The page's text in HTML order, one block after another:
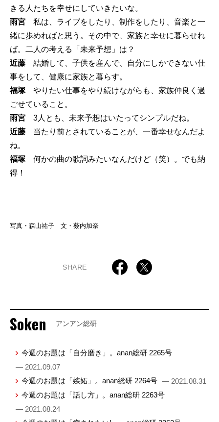
きる人たちを幸せにしていきたいな。
雨宮 私は、ライブをしたり、制作をしたり、音楽と一
緒に歩めればと思う。その中で、家族と幸せに暮らせれ
ば。二人の考える「未来予想」は？
近藤 結婚して、子供を産んで、自分にしかできない仕
事をして、健康に家族と暮らす。
福塚やりたい仕事をやり続けながらも、家族仲良く過
ごせていること。
雨宮 3人とも、未来予想はいたってシンプルだね。
近藤 当たり前とされていることが、一番幸せなんだよ
ね。
福塚何かの曲の歌詞みたいなんだけど（笑）。でも納
得！
写真・森山祐子 文・薮内加奈
SHARE
Soken アンアン総研
今週のお題は「自分磨き」。anan総研 2265号
— 2021.09.07
今週のお題は「嫉妬」。anan総研 2264号 — 2021.08.31
今週のお題は「話し方」。anan総研 2263号
— 2021.08.24